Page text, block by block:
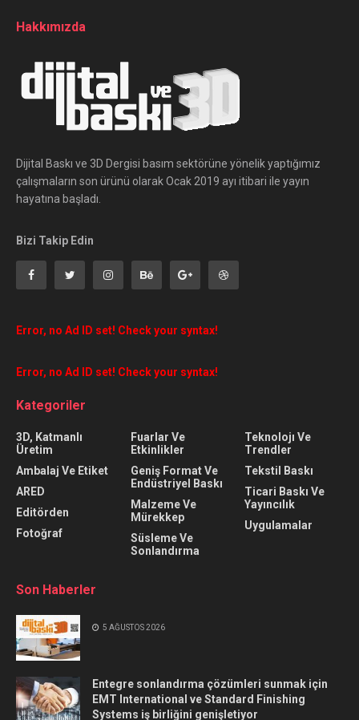
Hakkımızda
Dijital Baskı ve 3D Dergisi basım sektörüne yönelik yaptığımız
çalışmaların son ürünü olarak Ocak 2019 ayı itibari ile yayın
hayatına başladı.
Bizi Takip Edin
Error, no Ad ID set! Check your syntax!
Error, no Ad ID set! Check your syntax!
Kategoriler
3D, Katmanlı
Üretim
Ambalaj Ve Etiket
ARED
Editörden
Fotoğraf
Fuarlar Ve
Etkinlikler
Geniş Format Ve
Endüstriyel Baskı
Malzeme Ve
Mürekkep
Süsleme Ve
Sonlandırma
Teknolojı Ve
Trendler
Tekstil Baskı
Ticari Baskı Ve
Yayıncılık
Uygulamalar
Son Haberler
5 AĞUSTOS 2026
Entegre sonlandırma çözümleri sunmak için
EMT International ve Standard Finishing
Systems iş birliğini genişletiyor